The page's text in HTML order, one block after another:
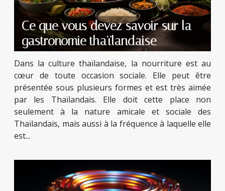
Ce que vous devez savoir sur la
gastronomie thaïlandaise
Dans la culture thaïlandaise, la nourriture est au
cœur de toute occasion sociale. Elle peut être
présentée sous plusieurs formes et est très aimée
par les Thaïlandais. Elle doit cette place non
seulement à la nature amicale et sociale des
Thaïlandais, mais aussi à la fréquence à laquelle elle
est...